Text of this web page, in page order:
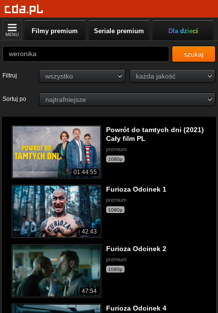
MENU Filmy premium Seriale premium Dla dzieci
szukaj
Filtruj
Sortuj po
01:44:55
Powrót do tamtych dni (2021)
Cały film PL
premium
1080p
42:43
Furioza Odcinek 1
premium
1080p
47:54
Furioza Odcinek 2
premium
1080p
Furioza Odcinek 4